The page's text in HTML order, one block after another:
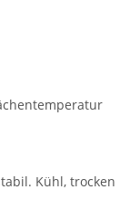
Kühl, trocken